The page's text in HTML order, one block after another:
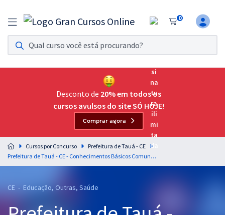
0
Assinatura Ilimitada 11
Acesso a todos os cursos. Teste grátis por 7 dias!
Assinatura OAB Até Passar
Acesso ilimitado a toda preparação para o Exame da
Residências Multiprofissionais
Preparação completa e intensiva para as principais
residências em saúde do Brasil
Desconto de 20% em todos os
cursos avulsos do site SÓ HOJE!
Comprar agora
Cursos por Concurso
Prefeitura de Tauá - CE
Prefeitura de Tauá - CE - Conhecimentos Básicos Comuns aos cargos de Professor
CE - Educação, Outras, Saúde